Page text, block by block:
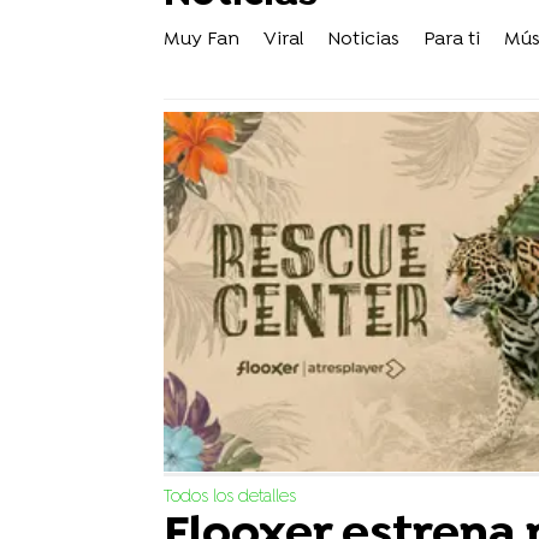
Muy Fan Viral Noticias Para ti
Todos los detalles